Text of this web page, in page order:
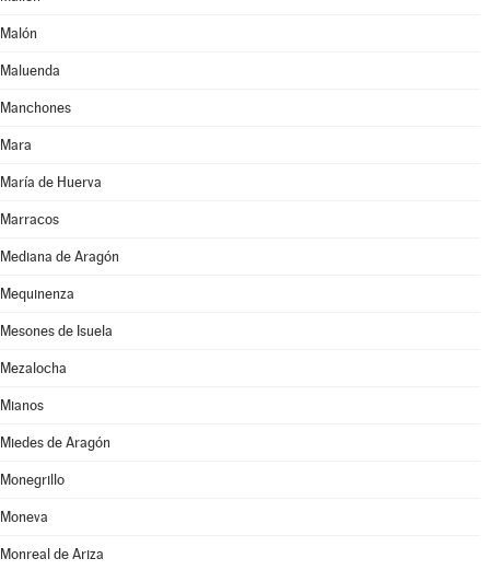
Malón
Maluenda
Manchones
Mara
María de Huerva
Marracos
Mediana de Aragón
Mequinenza
Mesones de Isuela
Mezalocha
Mianos
Miedes de Aragón
Monegrillo
Moneva
Monreal de Ariza